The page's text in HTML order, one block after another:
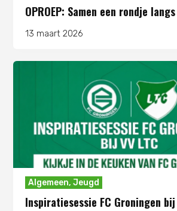
OPROEP: Samen een rondje
13 maart 2026
Algemeen,Jeugd
Inspiratiesessie FC Groningen bij